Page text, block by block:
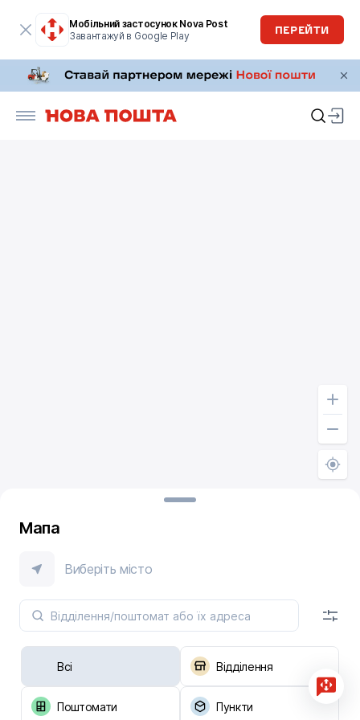
Мобільний застосунок Nova Post
Завантажуй в Google Play
ПЕРЕЙТИ
Мапа
Виберіть місто
Всі Відділення
Поштомати Пункти